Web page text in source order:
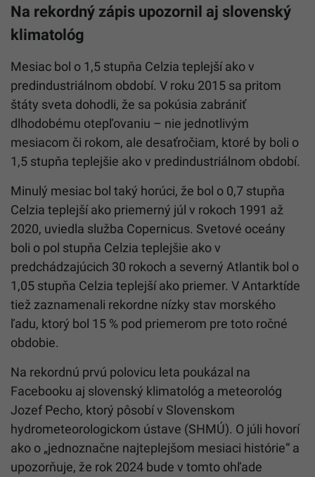
Na rekordný zápis upozornil aj slovenský
klimatológ
Mesiac bol o 1,5 stupňa Celzia teplejší ako v
predindustriálnom období. V roku 2015 sa pritom
štáty sveta dohodli, že sa pokúsia zabrániť
dlhodobému otepľovaniu – nie jednotlivým
mesiacom či rokom, ale desaťročiam, ktoré by boli o
1,5 stupňa teplejšie ako v predindustriálnom období.
Minulý mesiac bol taký horúci, že bol o 0,7 stupňa
Celzia teplejší ako priemerný júl v rokoch 1991 až
2020, uviedla služba Copernicus. Svetové oceány
boli o pol stupňa Celzia teplejšie ako v
predchádzajúcich 30 rokoch a severný Atlantik bol o
1,05 stupňa Celzia teplejší ako priemer. V Antarktíde
tiež zaznamenali rekordne nízky stav morského
ľadu, ktorý bol 15 % pod priemerom pre toto ročné
obdobie.
Na rekordnú prvú polovicu leta poukázal na
Facebooku aj slovenský klimatológ a meteorológ
Jozef Pecho, ktorý pôsobí v Slovenskom
hydrometeorologickom ústave (SHMÚ). O júli hovorí
ako o „jednoznačne najteplejšom mesiaci histórie“ a
upozorňuje, že rok 2024 bude v tomto ohľade